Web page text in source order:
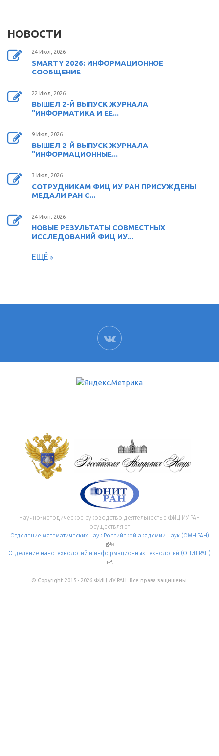
НОВОСТИ
24 Июл, 2026
SMARTY 2026: ИНФОРМАЦИОННОЕ
СООБЩЕНИЕ
22 Июл, 2026
ВЫШЕЛ 2-Й ВЫПУСК ЖУРНАЛА
"ИНФОРМАТИКА И ЕЕ...
9 Июл, 2026
ВЫШЕЛ 2-Й ВЫПУСК ЖУРНАЛА
"ИНФОРМАЦИОННЫЕ...
3 Июл, 2026
СОТРУДНИКАМ ФИЦ ИУ РАН ПРИСУЖДЕНЫ
МЕДАЛИ РАН С...
24 Июн, 2026
НОВЫЕ РЕЗУЛЬТАТЫ СОВМЕСТНЫХ
ИССЛЕДОВАНИЙ ФИЦ ИУ...
ЕЩЁ
ВК
Научно-методическое руководство деятельностью ФИЦ ИУ РАН
осуществляют
Отделение математических наук Российской академии наук (ОМН РАН)
(внешняя ссылка)
и
Отделение нанотехнологий и информационных технологий (ОНИТ РАН)
(внешняя ссылка)
.
© Copyright 2015 - 2026 ФИЦ ИУ РАН. Все права защищены.